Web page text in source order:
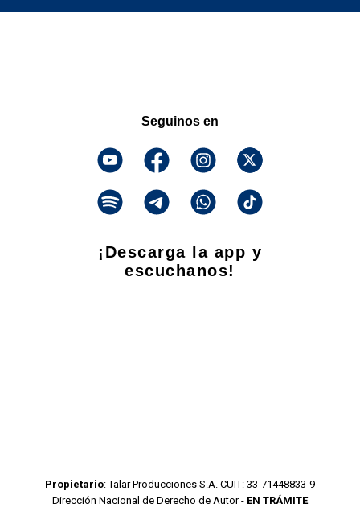
Seguinos en
¡Descarga la app y
escuchanos!
Propietario: Talar Producciones S.A. CUIT: 33-71448833-9
Dirección Nacional de Derecho de Autor - EN TRÁMITE